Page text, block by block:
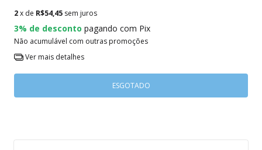
2x de R$54,45 sem juros
3% de desconto pagando com Pix
Não acumulável com outras promoções
Ver mais detalhes